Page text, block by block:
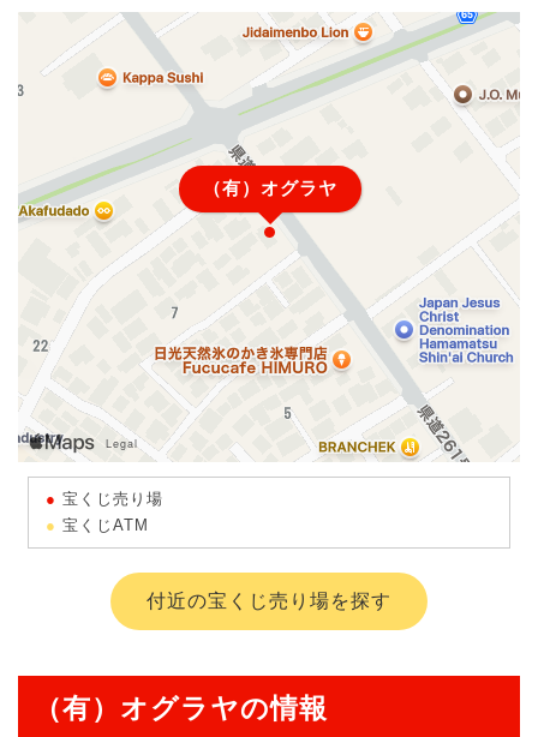
（有）オグラヤ
宝くじ売り場
宝くじATM
付近の宝くじ売り場を探す
（有）オグラヤの情報